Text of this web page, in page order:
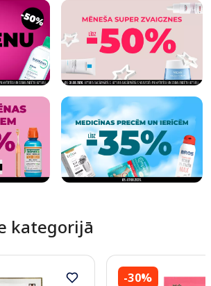
kategorijā
-30%